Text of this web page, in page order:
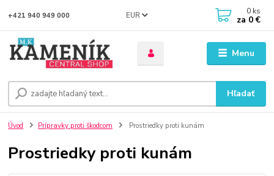
Menu
EUR
Hľadať
+421 940 949 000 0 ks
za 0 €
Úvod Prípravky proti škodcom Prostriedky proti kunám
Prostriedky proti kunám